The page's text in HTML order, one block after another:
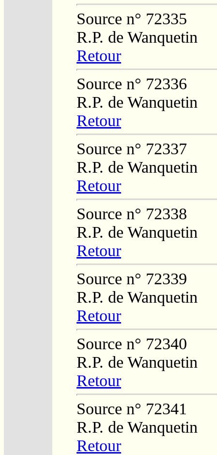
Source n° 72335
R.P. de Wanquetin
Retour
Source n° 72336
R.P. de Wanquetin
Retour
Source n° 72337
R.P. de Wanquetin
Retour
Source n° 72338
R.P. de Wanquetin
Retour
Source n° 72339
R.P. de Wanquetin
Retour
Source n° 72340
R.P. de Wanquetin
Retour
Source n° 72341
R.P. de Wanquetin
Retour